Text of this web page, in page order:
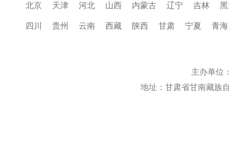
北京 天津 河北 山西 内蒙古 辽宁 吉林
四川 贵州 云南 西藏 陕西 甘肃 宁夏 青海
主办单位
地址：甘肃省甘南藏族